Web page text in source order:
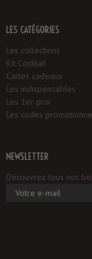
LES CATÉGORIES
Les collections
Kit Cocktail
Cartes cadeaux
Les indispensables
Les 1er prix
Les codes
NEWSLETTER
Découvrez tous nos